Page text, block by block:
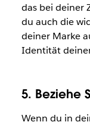
das bei deiner
du auch die
deiner Marke
Identität
5. Beziehe
Wenn du in